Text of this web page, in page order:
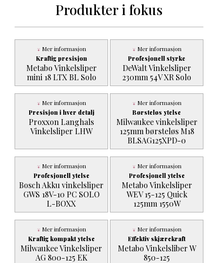
Produkter i fokus
Kraftig presisjon
Metabo Vinkelsliper
mini 18 LTX BL Solo
Mer informasjon
Profesjonell styrke
DeWalt Vinkelsliper
230mm 54V XR Solo
Mer informasjon
Presisjon i hver detalj
Proxxon Langhals
Vinkelsliper LHW
Mer informasjon
Børsteløs ytelse
Milwaukee vinkelsliper
125mm børsteløs M18
BLSAG125XPD-0
Mer informasjon
Profesjonell ytelse
Bosch Akku vinkelsliper
GWS 18V-10 PC SOLO
L-BOXX
Mer informasjon
Profesjonell ytelse
Metabo Vinkelsliper
WEV 15-125 Quick
125mm 1550W
Mer informasjon
Kraftig kompakt ytelse
Milwaukee Vinkelsliper
AG 800-125 EK
Mer informasjon
Effektiv skjærekraft
Metabo Vinkelsliber W
850-125
Mer informasjon